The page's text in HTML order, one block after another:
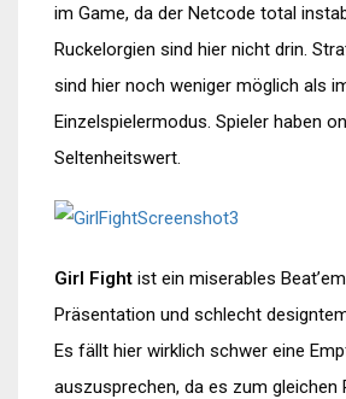
im Game, da der Netcode total
Ruckelorgien sind hier nicht drin.
sind hier noch weniger möglich als
Einzelspielermodus. Spieler haben
Seltenheitswert.
Girl Fight ist ein miserables
Präsentation und schlecht
Es fällt hier wirklich schwer eine
auszusprechen, da es zum gleichen